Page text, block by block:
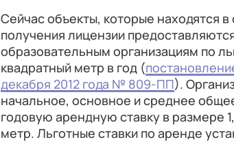
Сейчас объекты, которые находятся
получения лицензии
образовательным организациям по
квадратный метр в год (
декабря 2012 года № 809-ПП).
начальное, основное и среднее
годовую арендную ставку в размере
метр. Льготные ставки по аренде